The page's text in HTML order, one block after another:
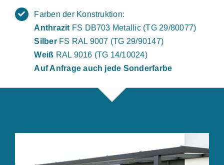
Farben der Konstruktion:
Anthrazit FS DB703 Metallic (TG 29/80077)
SilberFS RAL 9007 (TG 29/90147)
Weiß RAL 9016 (TG 14/10024)
Auf Anfrage auch jede Sonderfarbe